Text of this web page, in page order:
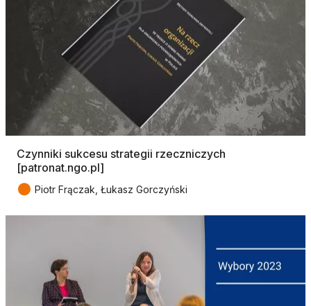
Czynniki sukcesu strategii rzeczniczych
[patronat.ngo.pl]
● Piotr Frączak, Łukasz Gorczyński